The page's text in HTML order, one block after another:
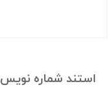
استند شماره نویس